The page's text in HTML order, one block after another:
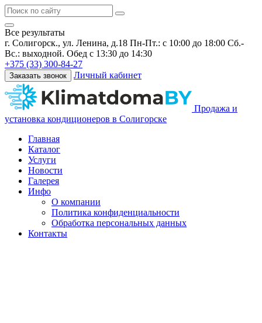
Все результаты
г. Солигорск., ул. Ленина, д.18 Пн-Пт.: с 10:00 до 18:00 Сб.-
Вс.: выходной. Обед с 13:30 до 14:30
+375 (33) 300-84-27
Заказать звонок Личный кабинет
Продажа и
установка кондиционеров в Солигорске
Главная
Каталог
Услуги
Новости
Галерея
Инфо
О компании
Политика конфиденциальности
Обработка персональных данных
Контакты